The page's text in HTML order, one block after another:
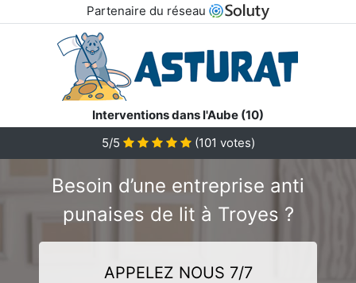
Partenaire du réseau
Interventions dans l'Aube (10)
5/5
(101 votes)
Besoin d’une entreprise anti
punaises de lit à Troyes ?
APPELEZ NOUS 7/7